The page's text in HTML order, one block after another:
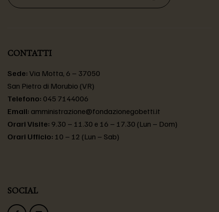
CONTATTI
Sede: Via Motta, 6 – 37050
San Pietro di Morubio (VR)
Telefono: 045 7144006
Email: amministrazione@fondazionegobetti.it
Orari Visite: 9.30 – 11.30 e 16 – 17.30 (Lun – Dom)
Orari Ufficio: 10 – 12 (Lun – Sab)
SOCIAL